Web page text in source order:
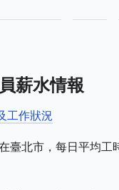
薪水情報
工作狀況
臺北市，每日平均